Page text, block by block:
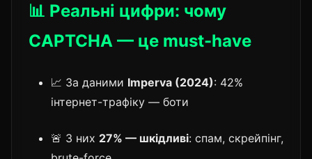
📊 Реальні цифри: чому
CAPTCHA — це must-have
📈 За даними Imperva (2024): 42%
інтернет-трафіку — боти
🚨 З них 27% — шкідливі: спам, скрейпінг,